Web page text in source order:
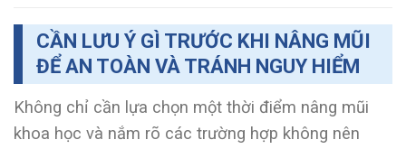
CẦN LƯU Ý GÌ TRƯỚC KHI NÂNG MŨI
ĐỂ AN TOÀN VÀ TRÁNH NGUY HIỂM
Không chỉ cần lựa chọn một thời điểm nâng mũi
khoa học và nắm rõ các trường hợp không nên